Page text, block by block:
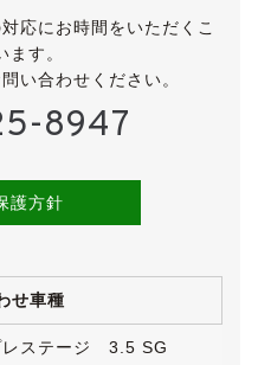
)のボディは、全体的に
ます。
凹など、よくよく探せば
く目立つものはございま
品票を見る限りでは、鈑
せん。
せないとともに、前オー
ます。
た足元には、クレンツ
履かれています。
応にお時間をいただくこ
ます。
い合わせください。
8947
護方針
せ車種
ステージ 3.5 SG